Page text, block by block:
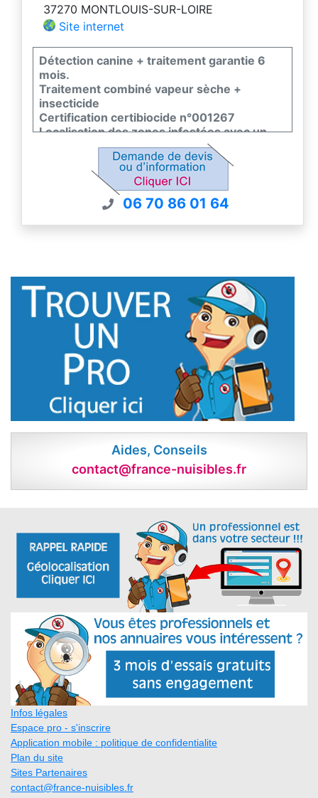
37270 MONTLOUIS-SUR-LOIRE
Site internet
Détection canine + traitement garantie 6
mois.
Traitement combiné vapeur sèche +
insecticide
Certification certibiocide n°001267
Localisation des zones infestées avec un
renifleur pour les grandes superficies
06 70 86 01 64
Aides, Conseils
contact@france-nuisibles.fr
Infos légales
Espace pro - s'inscrire
Application mobile : politique de confidentialite
Plan du site
Sites Partenaires
contact@france-nuisibles.fr